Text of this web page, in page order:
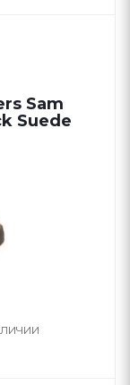
Sam
Suede